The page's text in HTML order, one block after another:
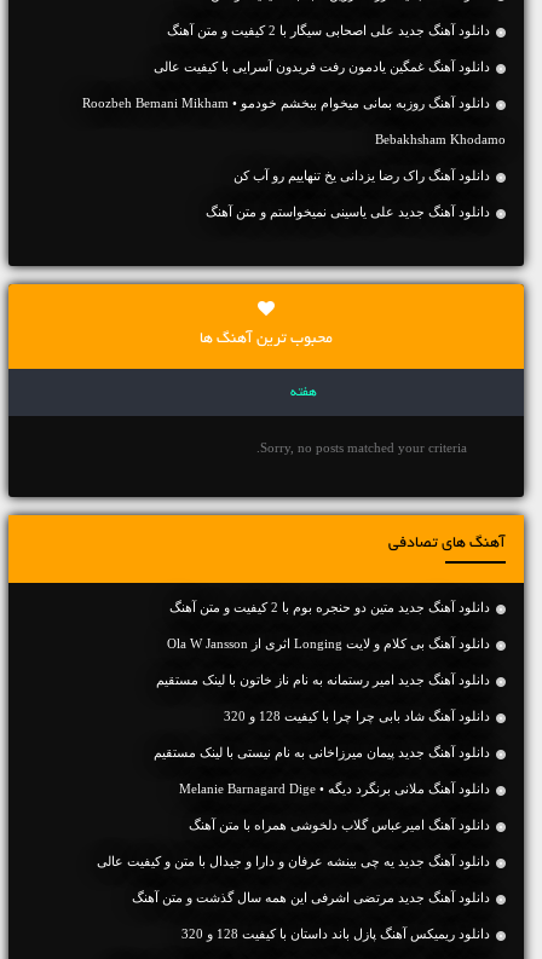
دانلود آهنگ جديد علی اصحابی سیگار با 2 کیفیت و متن آهنگ
دانلود آهنگ غمگین یادمون رفت فریدون آسرایی با کیفیت عالی
دانلود آهنگ روزبه بمانی میخوام ببخشم خودمو • Roozbeh Bemani Mikham
Bebakhsham Khodamo
دانلود آهنگ راک رضا یزدانی یخ تنهاییم رو آب کن
دانلود آهنگ جديد علی یاسینی نمیخواستم و متن آهنگ
محبوب ترین آهنگ ها
هفته
Sorry, no posts matched your criteria.
آهنگ های تصادفی
دانلود آهنگ جديد متین دو حنجره بوم با 2 کیفیت و متن آهنگ
دانلود آهنگ بی کلام و لایت Longing اثری از Ola W Jansson
دانلود آهنگ جديد امیر رستمانه به نام ناز خاتون با لینک مستقیم
دانلود آهنگ شاد بابی چرا چرا با کیفیت 128 و 320
دانلود آهنگ جديد پیمان میرزاخانی به نام نیستی با لینک مستقیم
دانلود آهنگ ملانی برنگرد دیگه • Melanie Barnagard Dige
دانلود آهنگ امیرعباس گلاب دلخوشی همراه با متن آهنگ
دانلود آهنگ جديد یه چی بینشه عرفان و دارا و جیدال با متن و کیفیت عالی
دانلود آهنگ جديد مرتضی اشرفی این همه سال گذشت و متن آهنگ
دانلود ریمیکس آهنگ پازل باند داستان با کیفیت 128 و 320